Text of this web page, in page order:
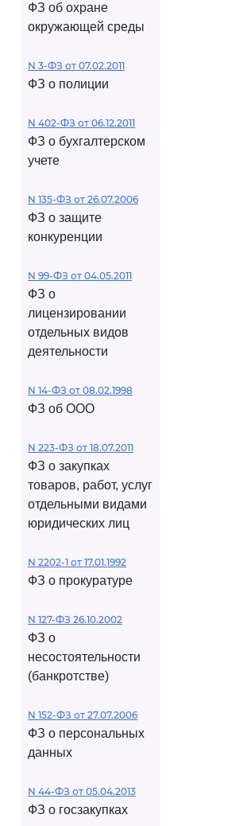
ФЗ об охране
окружающей среды
N 3-ФЗ от 07.02.2011
ФЗ о полиции
N 402-ФЗ от 06.12.2011
ФЗ о бухгалтерском
учете
N 135-ФЗ от 26.07.2006
ФЗ о защите
конкуренции
N 99-ФЗ от 04.05.2011
ФЗ о
лицензировании
отдельных видов
деятельности
N 14-ФЗ от 08.02.1998
ФЗ об ООО
N 223-ФЗ от 18.07.2011
ФЗ о закупках
товаров, работ, услуг
отдельными видами
юридических лиц
N 2202-1 от 17.01.1992
ФЗ о прокуратуре
N 127-ФЗ 26.10.2002
ФЗ о
несостоятельности
(банкротстве)
N 152-ФЗ от 27.07.2006
ФЗ о персональных
данных
N 44-ФЗ от 05.04.2013
ФЗ о госзакупках